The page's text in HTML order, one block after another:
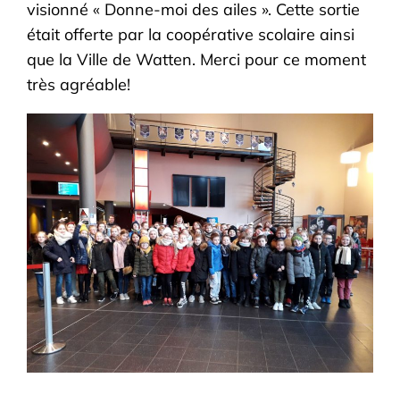
visionné « Donne-moi des ailes ». Cette sortie
était offerte par la coopérative scolaire ainsi
que la Ville de Watten. Merci pour ce moment
très agréable!